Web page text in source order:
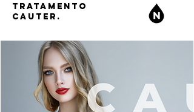
TRATAMENTO
CAUTER.